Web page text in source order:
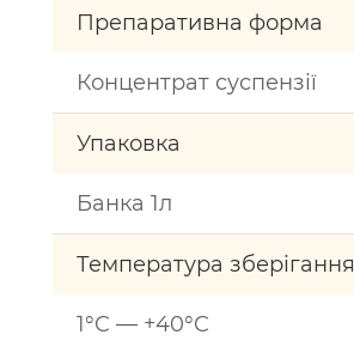
Препаративна форма
Концентрат суспензії
Упаковка
Банка 1л
Температура зберігання
1°C — +40°C